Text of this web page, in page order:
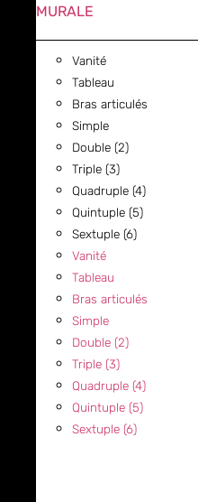
MURALE
Vanité
Tableau
Bras articulés
Simple
Double (2)
Triple (3)
Quadruple (4)
Quintuple (5)
Sextuple (6)
Vanité
Tableau
Bras articulés
Simple
Double (2)
Triple (3)
Quadruple (4)
Quintuple (5)
Sextuple (6)